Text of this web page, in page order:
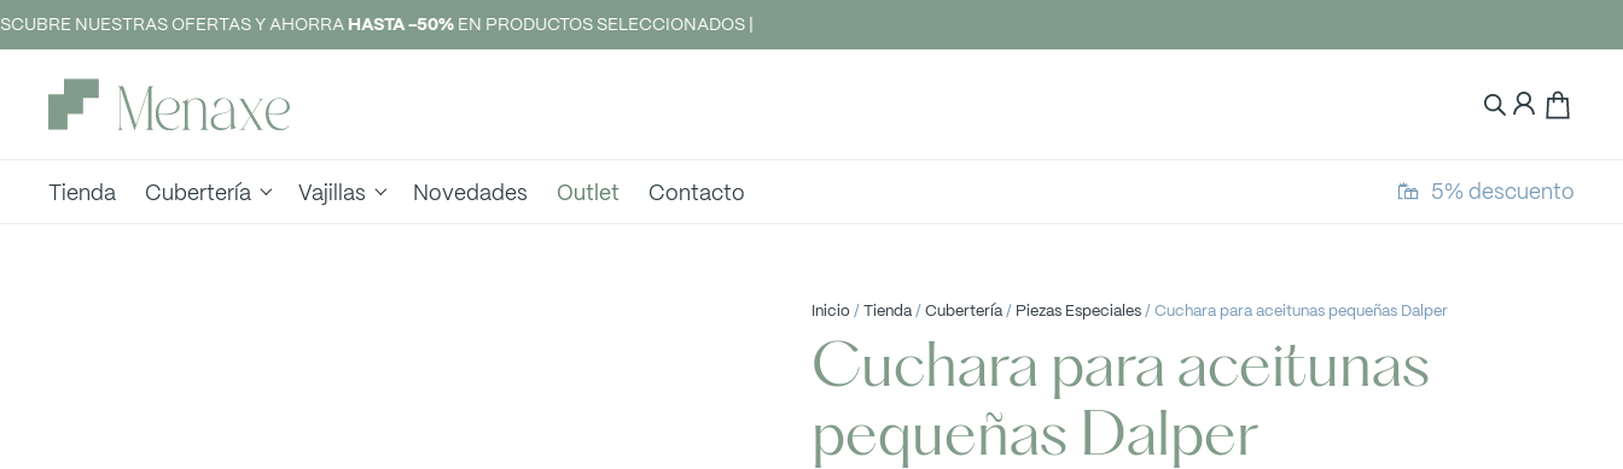
NUESTRAS OFERTAS Y AHORRA HASTA -50%EN PRODUCTOS SELECCIONADOS |
Tienda Cubertería Vajillas Novedades Outlet Contacto 5% descuento
Inicio/Tienda/Cubertería/ Piezas Especiales/ Cuchara para aceitunas pequeñas Dalper
Cuchara para aceitunas
pequeñas Dalper